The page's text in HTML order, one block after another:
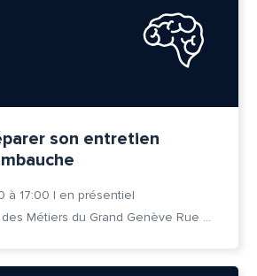
son entretien
à 17:00 | en présentiel
Cité des Métiers du Grand Genève Rue Prévost-Martin 6 1205 Genève